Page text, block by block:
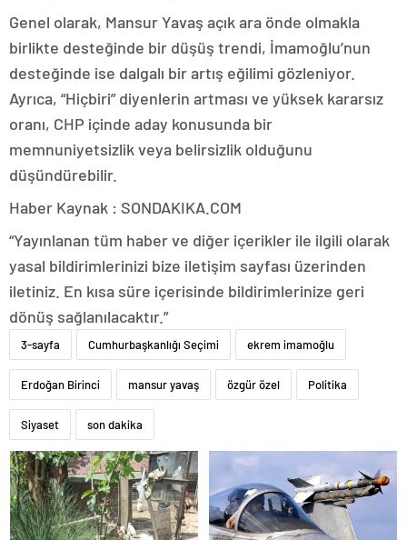
Genel olarak, Mansur Yavaş açık ara önde olmakla
birlikte desteğinde bir düşüş trendi, İmamoğlu’nun
desteğinde ise dalgalı bir artış eğilimi gözleniyor.
Ayrıca, “Hiçbiri” diyenlerin artması ve yüksek kararsız
oranı, CHP içinde aday konusunda bir
memnuniyetsizlik veya belirsizlik olduğunu
düşündürebilir.
Haber Kaynak : SONDAKIKA.COM
“Yayınlanan tüm haber ve diğer içerikler ile ilgili olarak
yasal bildirimlerinizi bize iletişim sayfası üzerinden
iletiniz. En kısa süre içerisinde bildirimlerinize geri
dönüş sağlanılacaktır.”
3-sayfa Cumhurbaşkanlığı Seçimi ekrem imamoğlu
Erdoğan Birinci mansur yavaş özgür özel Politika
Siyaset son dakika